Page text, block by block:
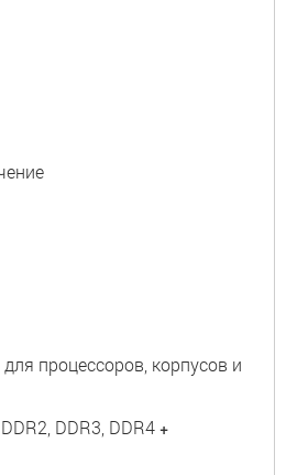
процессоров, корпусов и
DDR3, DDR4 +